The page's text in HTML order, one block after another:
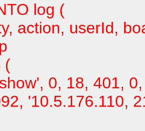
log (
action, userId,
(
0, 18, 401,
'10.5.176.110,